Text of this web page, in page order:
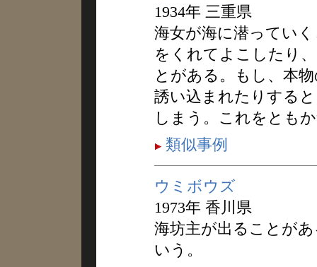
1934年 三重県
海女が海に潜ってい
をくれてよこしたり
とがある。もし、本
誘い込まれたりする
しまう。これをとも
類似事例
ウミボウズ
1973年 香川県
海坊主が出ることが
いう。